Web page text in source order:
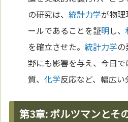
の研究は、統計力学が物理
ールであることを証明し、
を確立させた。統計力学の
野にも影響を与え、今日で
質、化学反応など、幅広い
第3章: ボルツマンとそ